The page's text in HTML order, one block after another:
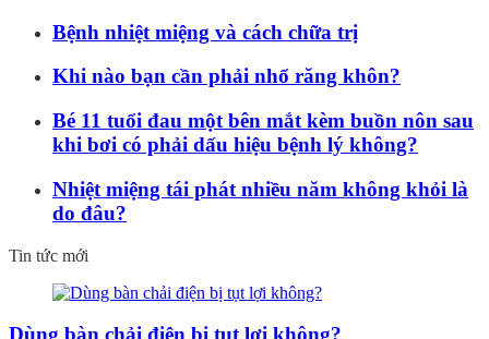
Bệnh nhiệt miệng và cách chữa trị
Khi nào bạn cần phải nhổ răng khôn?
Bé 11 tuổi đau một bên mắt kèm buồn nôn sau
khi bơi có phải dấu hiệu bệnh lý không?
Nhiệt miệng tái phát nhiều năm không khỏi là
do đâu?
Tin tức mới
Dùng bàn chải điện bị tụt lợi không?